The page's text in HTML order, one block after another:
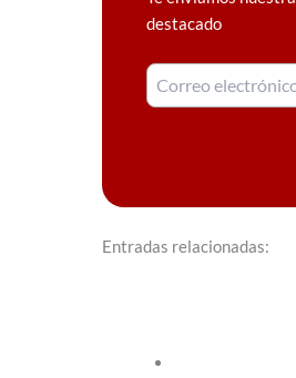
destacado
Entradas relacionadas: